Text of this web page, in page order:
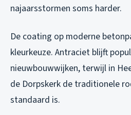
najaarsstormen soms harder.
De coating op moderne
kleurkeuze. Antraciet blijft
nieuwbouwwijken, terwijl in
de Dorpskerk de traditionele
standaard is.